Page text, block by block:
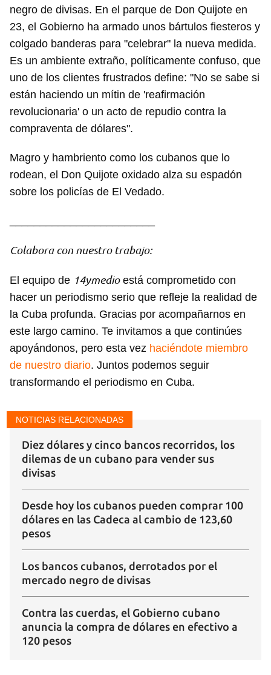
negro de divisas. En el parque de Don Quijote en
23, el Gobierno ha armado unos bártulos fiesteros y
colgado banderas para "celebrar" la nueva medida.
Es un ambiente extraño, políticamente confuso, que
uno de los clientes frustrados define: "No se sabe si
están haciendo un mítin de 'reafirmación
revolucionaria' o un acto de repudio contra la
compraventa de dólares".
Magro y hambriento como los cubanos que lo
rodean, el Don Quijote oxidado alza su espadón
sobre los policías de El Vedado.
Colabora con nuestro trabajo:
El equipo de 14ymedioestá comprometido con
hacer un periodismo serio que refleje la realidad de
la Cuba profunda. Gracias por acompañarnos en
este largo camino. Te invitamos a que continúes
apoyándonos, pero esta vez haciéndote miembro
de nuestro diario. Juntos podemos seguir
transformando el periodismo en Cuba.
NOTICIAS RELACIONADAS
Diez dólares y cinco bancos recorridos, los
dilemas de un cubano para vender sus
divisas
Desde hoy los cubanos pueden comprar 100
dólares en las Cadeca al cambio de 123,60
pesos
Los bancos cubanos, derrotados por el
mercado negro de divisas
Contra las cuerdas, el Gobierno cubano
anuncia la compra de dólares en efectivo a
120 pesos